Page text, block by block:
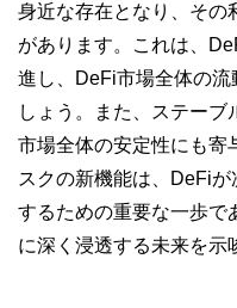
身近な存在となり、その
があります。これは、
進し、DeFi市場全体の
しょう。また、ステー
市場全体の安定性にも寄
スクの新機能は、DeFi
するための重要な一歩で
に深く浸透する未来を示